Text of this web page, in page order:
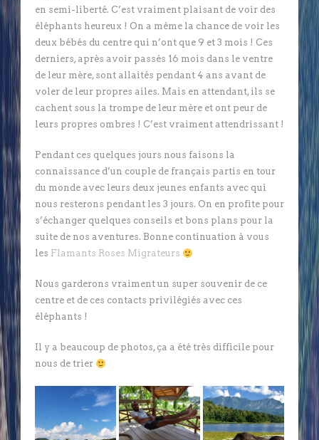
en semi-liberté. C’est vraiment plaisant de voir des
éléphants heureux ! On a même la chance de voir les
deux bébés du centre qui n’ont que 9 et 3 mois ! Ces
derniers, après avoir passés 16 mois dans le ventre
de leur mère, sont allaités pendant 4 ans avant de
voler de leur propres ailes. Mais en attendant, ils se
cachent sous la trompe de leur mère et ont peur de
leurs propres ombres ! C’est vraiment attendrissant !
Pendant ces quelques jours nous faisons la
connaissance d’un couple de français partis en tour
du monde avec leurs deux jeunes enfants avec qui
nous resterons pendant les 3 jours. On en profite pour
s’échanger quelques conseils et bons plans pour la
suite de nos aventures. Bonne continuation à vous
les Flamants Roses Migrateurs
Nous garderons vraiment un super souvenir de ce
centre et de ces contacts privilégiés avec ces
éléphants !
Il y a beaucoup de photos, ça a été très difficile pour
nous de trier